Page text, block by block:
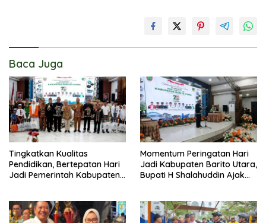
Baca Juga
Tingkatkan Kualitas
Pendidikan, Bertepatan Hari
Jadi Pemerintah Kabupaten
Momentum Peringatan Hari
Jadi Kabupaten Barito Utara,
Bupati H Shalahuddin Ajak
Daerah